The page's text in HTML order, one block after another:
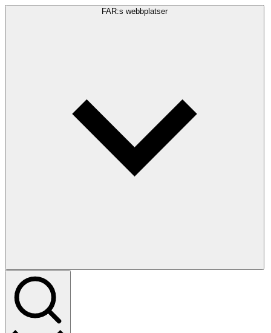
FAR:s webbplatser